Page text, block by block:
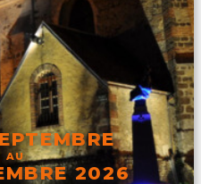
AU
2026